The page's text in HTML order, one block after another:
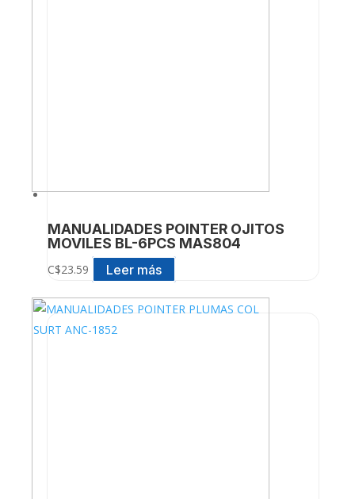
MANUALIDADES POINTER OJITOS
MOVILES BL-6PCS MAS804
C$23.59 Leer más